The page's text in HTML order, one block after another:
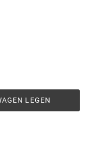
LEGEN